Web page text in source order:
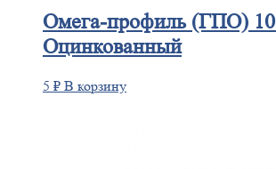
Омега-профиль(ГПО)
Оцинкованный
5 ₽ В корзину